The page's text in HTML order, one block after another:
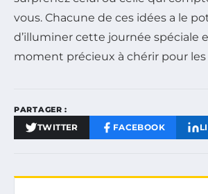
vous. Chacune de ces idées a le
d’illuminer cette journée spéciale
moment précieux à chérir pour les
PARTAGER :
TWITTER FACEBOOK